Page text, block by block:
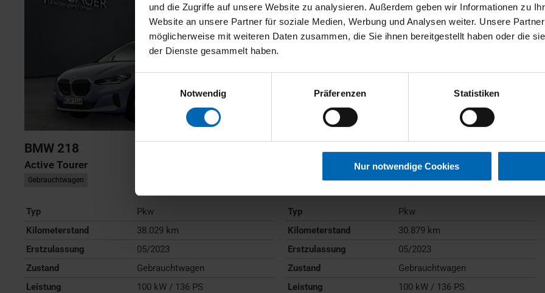
und die Zugriffe auf unsere Website zu analysieren. Außerdem geben wir Informationen zu
Website an unsere Partner für soziale Medien, Werbung und Analysen weiter. Unsere
möglicherweise mit weiteren Daten zusammen, die Sie ihnen bereitgestellt haben oder die
der Dienste gesammelt haben.
Notwendig
Präferenzen Statistiken
Nur notwendige Cookies
BMW 218
Active Tourer
Gebrauchtwagen
Typ
Pkw
Kilometerstand
38.029 km
Erstzulassung
05/2023
Zustand
Gebrauchtwagen
Leistung
100 kW / 136 PS
218
Gebrauchtwagen
Typ
Pkw
Kilometerstand
30.879 km
Erstzulassung
05/2023
Zustand
Gebrauchtwagen
Leistung
100 kW / 136 PS